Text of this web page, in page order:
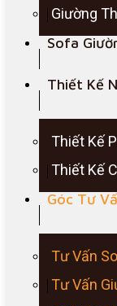
Giường
Sofa
Thiết Kế
Thiết Kế
Thiết Kế
Góc Tư
Tư Vấn
Tư Vấn